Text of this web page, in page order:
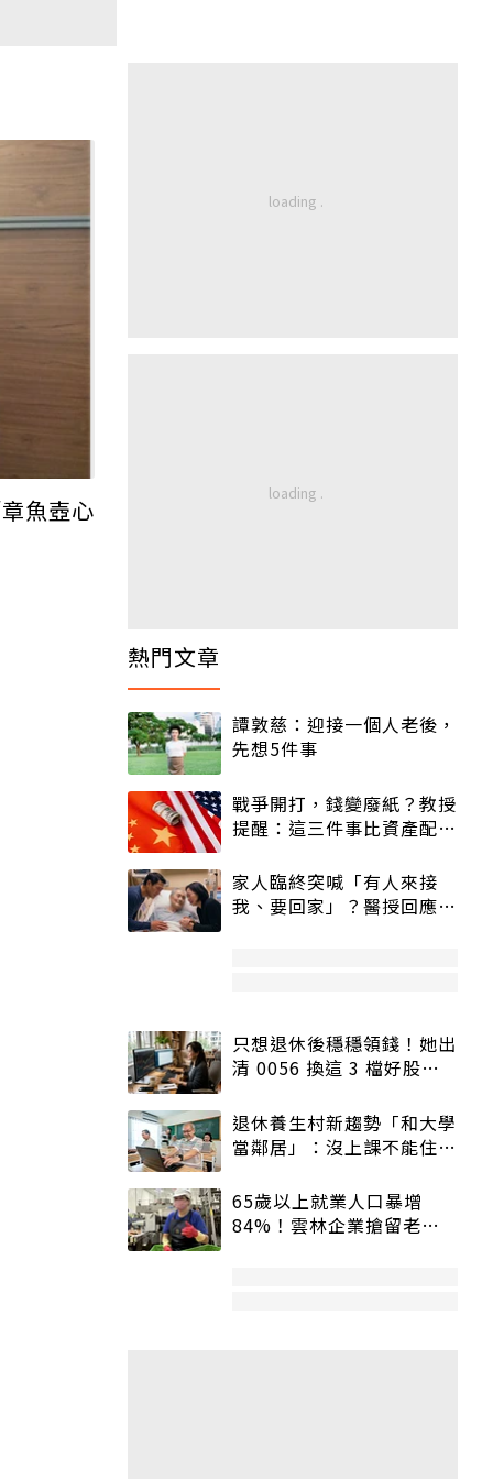
魚壺心
熱門文章
譚敦慈：迎接一個人老後，
先想5件事
戰爭開打，錢變廢紙？教授
提醒：這三件事比資產配置
家人臨終突喊「有人來接
我、要回家」？醫授回應方
只想退休後穩穩領錢！她出
清 0056 換這 3 檔好股：
退休養生村新趨勢「和大學
當鄰居」：沒上課不能住、
65歲以上就業人口暴增
84%！雲林企業搶留老員